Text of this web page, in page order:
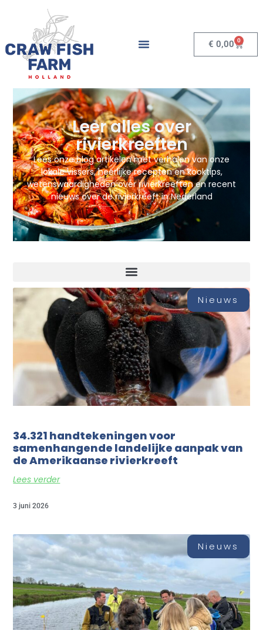
€ 0,00 0
Leer alles over
rivierkreeften
Lees onze blog artikelen met verhalen van onze
lokale vissers, heerlijke recepten en kooktips,
wetenswaardigheden over rivierkreeften en recent
nieuws over de rivierkreeft in Nederland
Nieuws
34.321 handtekeningen voor
samenhangende landelijke aanpak van
de Amerikaanse rivierkreeft
Lees verder
3 juni 2026
Nieuws